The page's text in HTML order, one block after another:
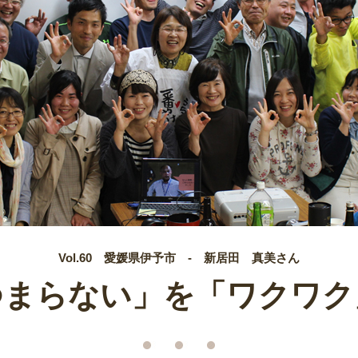
Vol.60 愛媛県伊予市 - 新居田 真美さん
らない」を「ワクワ